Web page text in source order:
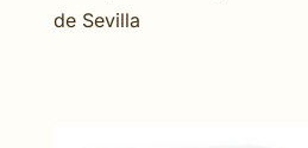
de Sevilla